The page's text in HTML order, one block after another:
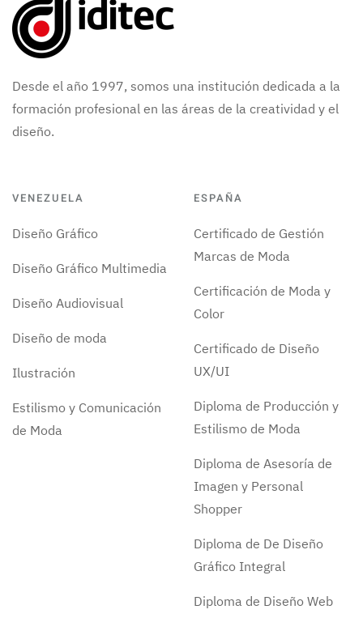
Desde el año 1997, somos una institución dedicada a la
formación profesional en las áreas de la creatividad y el
diseño.
VENEZUELA
Diseño Gráfico
Diseño Gráfico Multimedia
Diseño Audiovisual
Diseño de moda
Ilustración
Estilismo y Comunicación
de Moda
ESPAÑA
Certificado de Gestión
Marcas de Moda
Certificación de Moda y
Color
Certificado de Diseño
UX/UI
Diploma de Producción y
Estilismo de Moda
Diploma de Asesoría de
Imagen y Personal
Shopper
Diploma de De Diseño
Gráfico Integral
Diploma de Diseño Web